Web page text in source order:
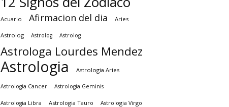
Acuario Afirmacion del dia Aries
Astrolog Astrolog Astrolog
Astrologa Lourdes Mendez
Astrologia Astrologia Aries
Astrologia Cancer Astrologia Geminis
Astrologia Libra Astrologia Tauro Astrologia Virgo